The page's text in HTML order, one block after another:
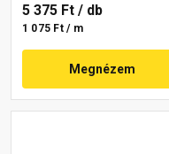
5 375 Ft / db
1 075 Ft / m
Megnézem